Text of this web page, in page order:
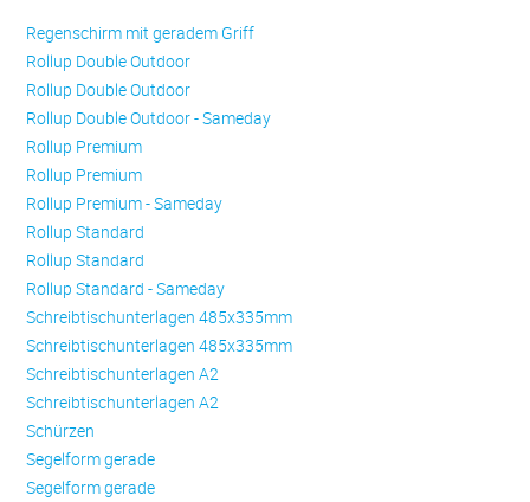
Regenschirm mit geradem Griff
Rollup Double Outdoor
Rollup Double Outdoor
Rollup Double Outdoor - Sameday
Rollup Premium
Rollup Premium
Rollup Premium - Sameday
Rollup Standard
Rollup Standard
Rollup Standard - Sameday
Schreibtischunterlagen 485x335mm
Schreibtischunterlagen 485x335mm
Schreibtischunterlagen A2
Schreibtischunterlagen A2
Schürzen
Se­gel­form ge­ra­de
Se­gel­form ge­ra­de